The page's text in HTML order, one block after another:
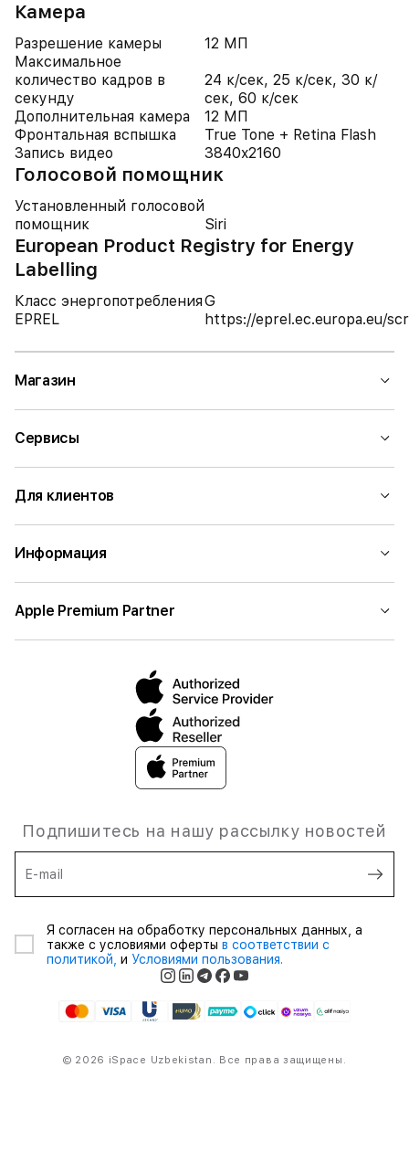
Камера
Разрешение камеры
12 МП
Максимальное
количество кадров в
секунду
24 к/сек, 25 к/сек, 30 к/
сек, 60 к/сек
Дополнительная камера
12 МП
Фронтальная вспышка
True Tone + Retina Flash
Запись видео
3840x2160
Голосовой помощник
Установленный голосовой
помощник
Siri
European Product Registry for Energy
Labelling
Класс энергопотребленияG
EPREL
https://eprel.ec.europa.eu/
Магазин
Сервисы
Для клиентов
Информация
Apple Premium Partner
Подпишитесь на нашу рассылку новостей
E-mail
Я согласен на обработку персональных данных, а
также с условиями оферты в соответствии с
политикой, и Условиями пользования.
© 2026 iSpace Uzbekistan. Все права защищены.